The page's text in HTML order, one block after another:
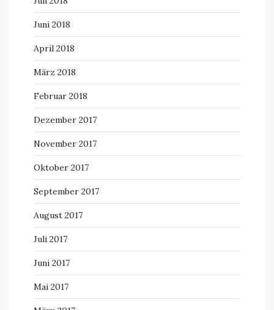
Juni 2018
April 2018
März 2018
Februar 2018
Dezember 2017
November 2017
Oktober 2017
September 2017
August 2017
Juli 2017
Juni 2017
Mai 2017